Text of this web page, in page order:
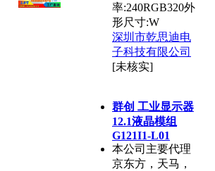
率:240RGB320外
形尺寸:W
深圳市乾思迪电
子科技有限公司
[未核实]
群创 工业显示器
12.1液晶模组
G121I1-L01
本公司主要代理
京东方，天马，